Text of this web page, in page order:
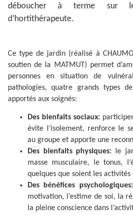
déboucher à terme sur
d’hortithérapeute.
Ce type de jardin (réalisé à
soutien de la MATMUT) permet
personnes en situation de
pathologies, quatre grands types
apportés aux soignés:
Des bienfaits sociaux:
évite l’isolement, renforce le
au groupe et apporte une
Des bienfaits physiques: le
masse musculaire, le tonus,
quelques que soient les
Des bénéfices psychologiques:
motivation, l’estime de soi, la
la pleine conscience dans